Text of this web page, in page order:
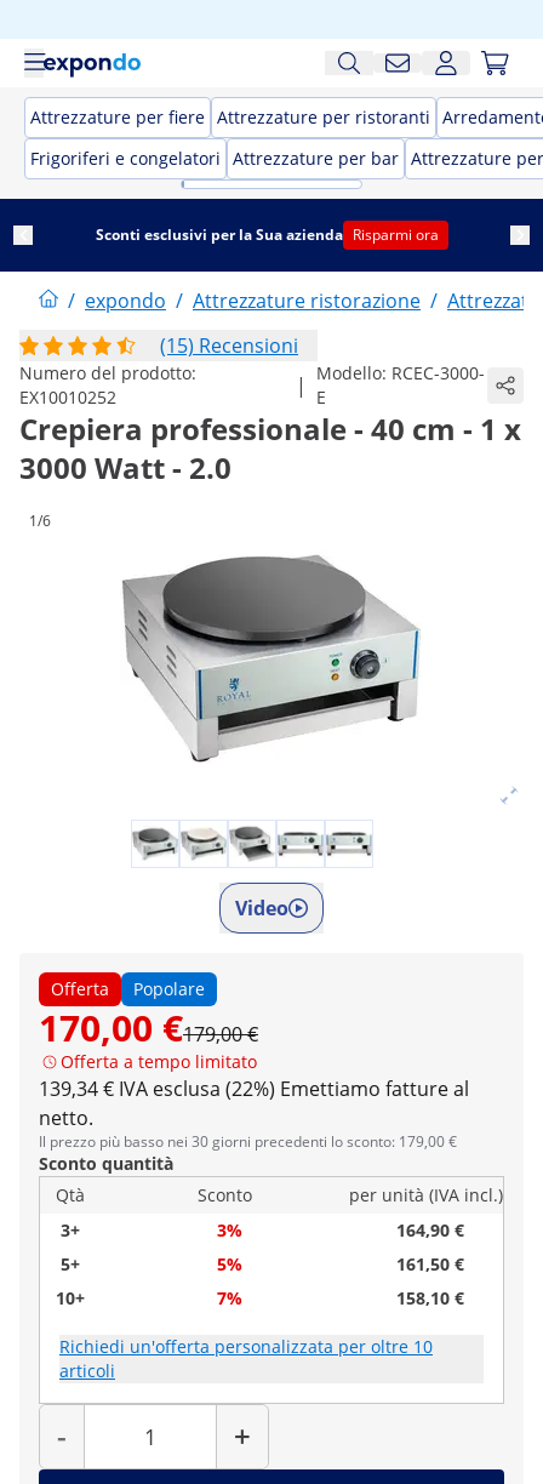
Attrezzature per fiere Attrezzature per ristoranti
Frigoriferi e congelatori Attrezzature per bar Attrezzature
Sconti esclusivi per la Sua azienda Risparmi ora
/ expondo / Attrezzature ristorazione /
(15) Recensioni
Numero del prodotto:
EX10010252
| Modello: RCEC-3000-
E
Crepiera professionale - 40 cm - 1 x
3000 Watt - 2.0
1/6
Video
Offerta Popolare
170,00 €179,00 €
Offerta a tempo limitato
139,34 € IVA esclusa (22%) Emettiamo fatture al
netto.
Il prezzo più basso nei 30 giorni precedenti lo sconto: 179,00 €
Sconto quantità
Qtà
Sconto
per unità (IVA incl.)
3+
3%
164,90 €
5+
5%
161,50 €
10+
7% 158,10 €
Richiedi un'offerta personalizzata per oltre 10
articoli
-
Quantità
+